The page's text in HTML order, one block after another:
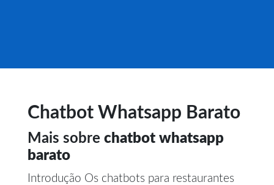
Chatbot Whatsapp Barato
Mais sobre chatbot whatsapp
barato
Introdução Os chatbots para restaurantes